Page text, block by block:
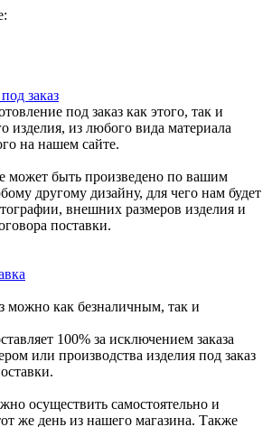
заказ
под заказ как этого, так и
изделия, из любого вида материала
на нашем сайте.
может быть произведено по вашим
другому дизайну, для чего нам будет
внешних размеров изделия и
поставки.
можно как безналичным, так и
100% за исключением заказа
или производства изделия под заказ
осуществить самостоятельно и
же день из нашего магазина. Также